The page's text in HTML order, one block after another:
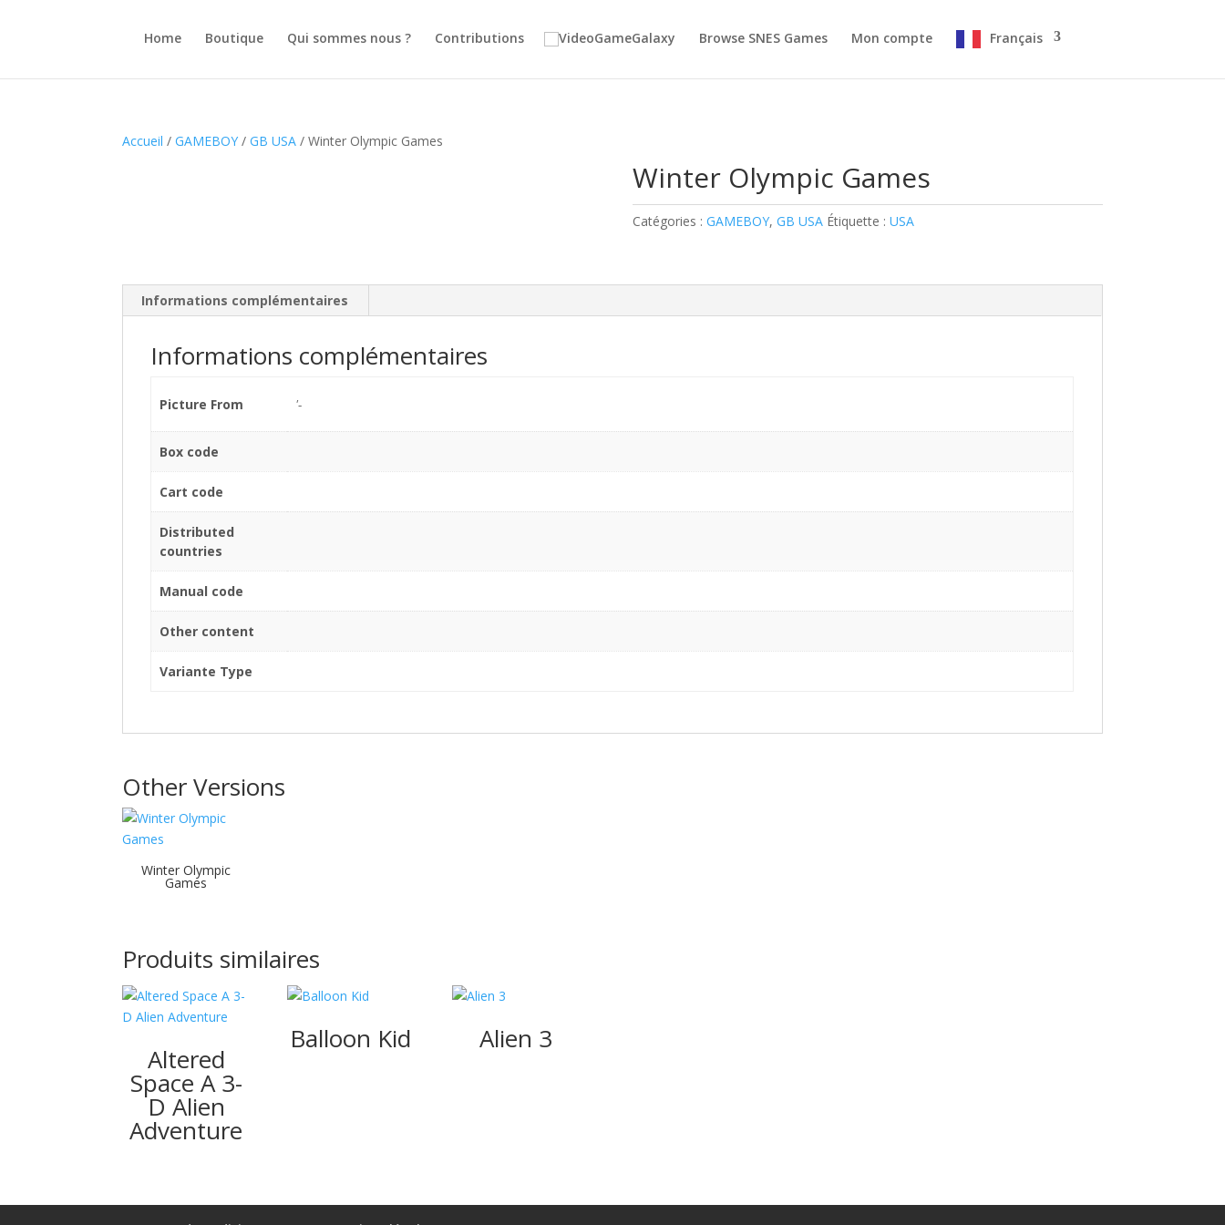
Home Boutique Qui sommes nous ? Contributions Browse SNES Games Mon compte Français
Accueil /GAMEBOY /GB USA / Winter Olympic Games
Winter Olympic Games
Catégories : GAMEBOY, GB USA Étiquette : USA
Informations complémentaires
Informations complémentaires
Picture From '-
Box code
Cart code
Distributed
countries
Manual code
Other content
Variante Type
Other Versions
Winter Olympic
Games
Produits similaires
Altered
Space A 3-
D Alien
Adventure
Balloon Kid Alien 3